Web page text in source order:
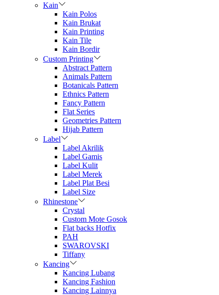
Kain
Kain Polos
Kain Brukat
Kain Printing
Kain Tile
Kain Bordir
Custom Printing
Abstract Pattern
Animals Pattern
Botanicals Pattern
Ethnics Pattern
Fancy Pattern
Flat Series
Geometries Pattern
Hijab Pattern
Label
Label Akrilik
Label Gamis
Label Kulit
Label Merek
Label Plat Besi
Label Size
Rhinestone
Crystal
Custom Mote Gosok
Flat backs Hotfix
PAH
SWAROVSKI
Tiffany
Kancing
Kancing Lubang
Kancing Fashion
Kancing Lainnya